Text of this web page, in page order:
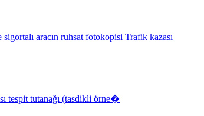
aracın ruhsat fotokopisi Trafik kazası
tespit tutanağı (tasdikli örne�